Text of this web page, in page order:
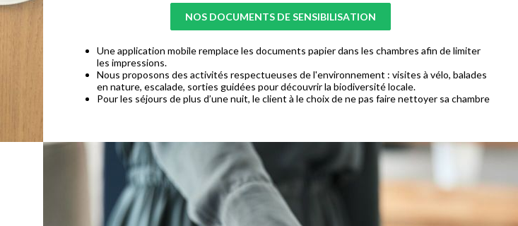
NOS DOCUMENTS DE SENSIBILISATION
Une application mobile remplace les documents papier dans les chambres afin de limiter
les impressions.
Nous proposons des activités respectueuses de l'environnement : visites à vélo, balades
en nature, escalade, sorties guidées pour découvrir la biodiversité locale.
Pour les séjours de plus d’une nuit, le client à le choix de ne pas faire nettoyer sa chambre